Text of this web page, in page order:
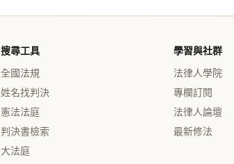
搜尋工具
全國法規
姓名找判決
憲法法庭
判決書檢索
大法庭
學習與社群
法律人學院
專欄訂閱
法律人論壇
最新修法